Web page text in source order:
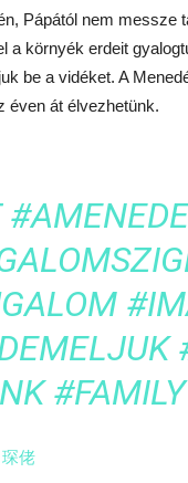
Pápától nem messze
a környék erdeit
be a vidéket. A
éven át élvezhetünk.
佬